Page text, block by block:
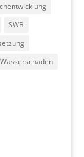
SWB
Wasserschaden